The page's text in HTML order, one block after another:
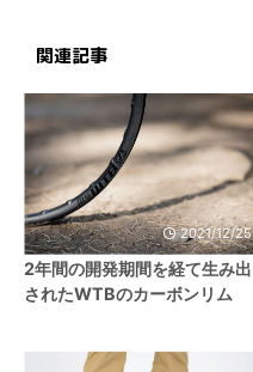
関連記事
2021/12/25
2年間の開発期間を経て生み出
されたWTBのカーボンリム